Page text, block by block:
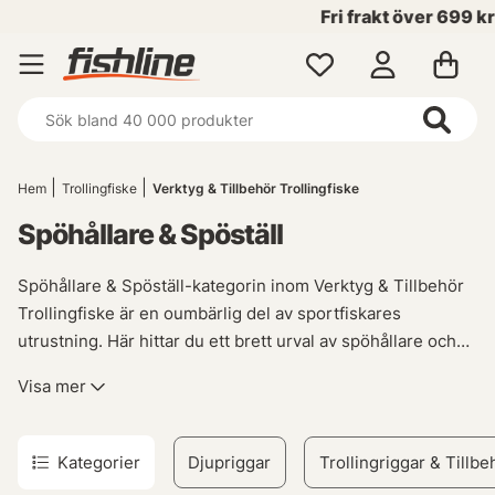
Fri frakt över 699 kr!
Hem Trollingfiske Verktyg & Tillbehör Trollingfiske
Spöhållare & Spöställ
Spöhållare & Spöställ-kategorin inom Verktyg & Tillbehör
Trollingfiske är en oumbärlig del av sportfiskares
utrustning. Här hittar du ett brett urval av spöhållare och
funktionalitet och hållbarhet under dina fisketurer.
Oavsett om du ägnar dig åt trollingfiske eller andra former
av sportfiske, så kommer vårt sortiment av spöhållare och
Visa mer
Kategorier Djupriggar Trollingriggar &